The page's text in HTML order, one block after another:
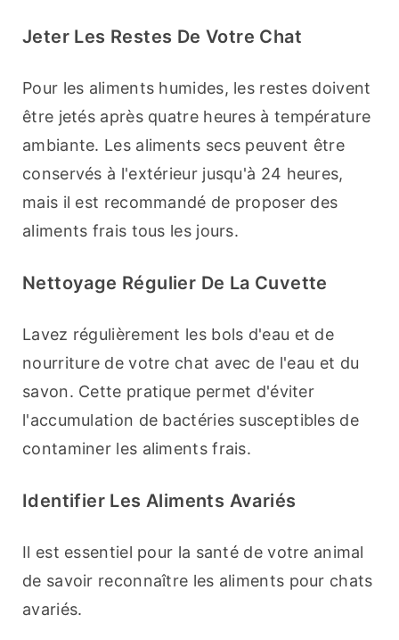
Jeter Les Restes De Votre Chat
Pour les aliments humides, les restes doivent
être jetés après quatre heures à température
ambiante. Les aliments secs peuvent être
conservés à l'extérieur jusqu'à 24 heures,
mais il est recommandé de proposer des
aliments frais tous les jours.
Nettoyage Régulier De La Cuvette
Lavez régulièrement les bols d'eau et de
nourriture de votre chat avec de l'eau et du
savon. Cette pratique permet d'éviter
l'accumulation de bactéries susceptibles de
contaminer les aliments frais.
Identifier Les Aliments Avariés
Il est essentiel pour la santé de votre animal
de savoir reconnaître les aliments pour chats
avariés.